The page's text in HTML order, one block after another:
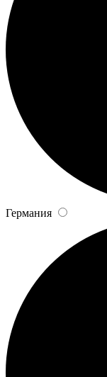
Германия